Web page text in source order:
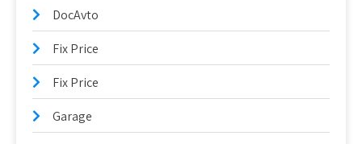
DocAvto
Fix Price
Fix Price
Garage